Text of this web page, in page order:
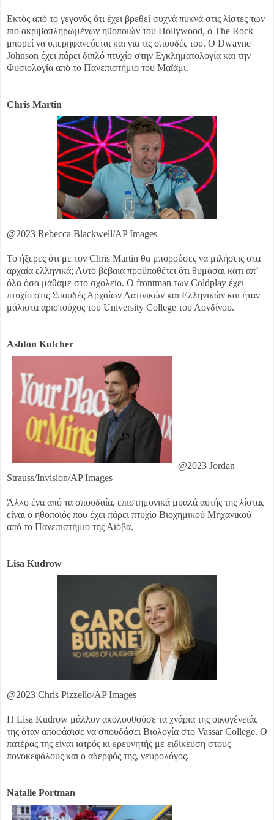
Εκτός από το γεγονός ότι έχει βρεθεί συχνά πυκνά στις λίστες των
πιο ακριβοπληρωμένων ηθοποιών του Hollywood, ο The Rock
μπορεί να υπερηφανεύεται και για τις σπουδές του. Ο Dwayne
Johnson έχει πάρει διπλό πτυχίο στην Εγκληματολογία και την
Φυσιολογία από το Πανεπιστήμιο του Μαϊάμι.
Chris Martin
@2023 Rebecca Blackwell/AP Images
Το ήξερες ότι με τον Chris Martin θα μπορούσες να μιλήσεις στα
αρχαία ελληνικά; Αυτό βέβαια προϋποθέτει ότι θυμάσαι κάτι απ’
όλα όσα μάθαμε στο σχολείο. Ο frontman των Coldplay έχει
πτυχίο στις Σπουδές Αρχαίων Λατινικών και Ελληνικών και ήταν
μάλιστα αριστούχος του University College του Λονδίνου.
Ashton Kutcher
@2023 Jordan
Strauss/Invision/AP Images
Άλλο ένα από τα σπουδαία, επιστημονικά μυαλά αυτής της λίστας
είναι ο ηθοποιός που έχει πάρει πτυχίο Βιοχημικού Μηχανικού
από το Πανεπιστήμιο της Αϊόβα.
Lisa Kudrow
@2023 Chris Pizzello/AP Images
Η Lisa Kudrow μάλλον ακολουθούσε τα χνάρια της οικογένειάς
της όταν αποφάσισε να σπουδάσει Βιολογία στο Vassar College. Ο
πατέρας της είναι ιατρός κι ερευνητής με ειδίκευση στους
πονοκεφάλους και ο αδερφός της, νευρολόγος.
Natalie Portman